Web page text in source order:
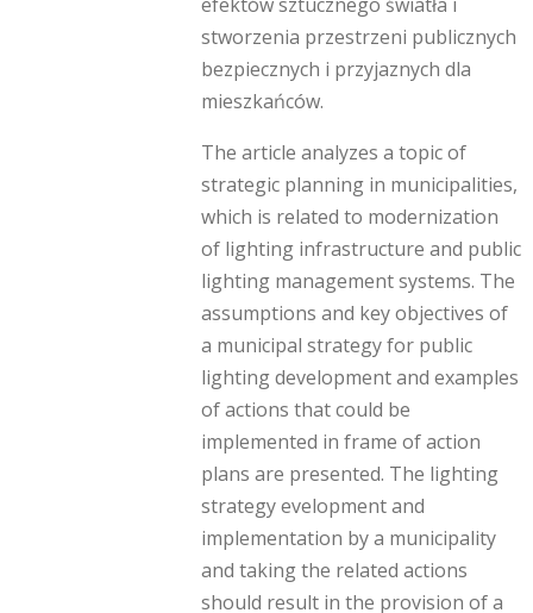
stworzenia przestrzeni publicznych
bezpiecznych i przyjaznych dla
mieszkańców.
The article analyzes a topic of
strategic planning in municipalities,
which is related to modernization
of lighting infrastructure and public
lighting management systems. The
assumptions and key objectives of
a municipal strategy for public
lighting development and examples
of actions that could be
implemented in frame of action
plans are presented. The lighting
strategy evelopment and
implementation by a municipality
and taking the related actions
should result in the provision of a